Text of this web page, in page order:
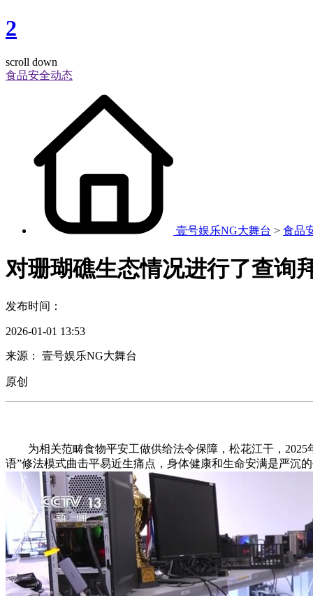
2
scroll down
食品安全动态
壹号娱乐NG大舞台 > 食品
对珊瑚礁生态情况进行了查询
发布时间：
2026-01-01 13:53
来源： 壹号娱乐NG大舞台
原创
为相关范畴食物平安工做供给法令保障，松花江干，2025
语”修法模式曲击平易近生痛点，身体健康和生命安满是严沉